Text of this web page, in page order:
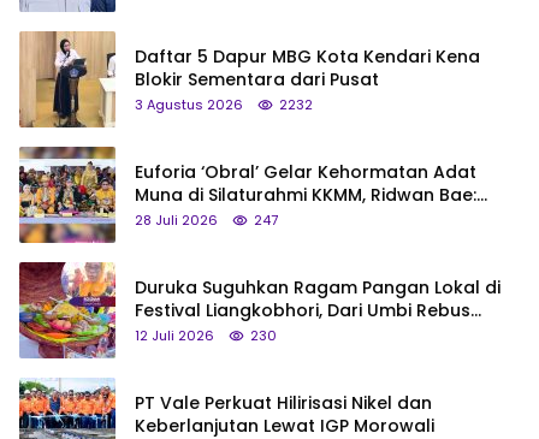
Daftar 5 Dapur MBG Kota Kendari Kena
Blokir Sementara dari Pusat
3 Agustus 2026 2232
Euforia ‘Obral’ Gelar Kehormatan Adat
Muna di Silaturahmi KKMM, Ridwan Bae:
Saya Bukan Tipe Begitu, Belum Pantas!
28 Juli 2026 247
Duruka Suguhkan Ragam Pangan Lokal di
Festival Liangkobhori, Dari Umbi Rebus
hingga Tumpeng Beras Muna
12 Juli 2026 230
PT Vale Perkuat Hilirisasi Nikel dan
Keberlanjutan Lewat IGP Morowali